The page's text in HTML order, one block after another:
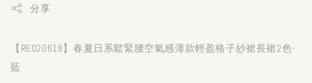
分享
【RE020618】春夏日系鬆緊腰空氣感薄款輕盈格子紗裙長裙2色-
藍